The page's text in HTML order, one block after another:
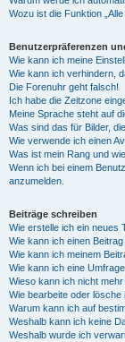
Wozu ist die Funktion
Benutzerpräferenzen
Wie kann ich meine
Wie kann ich verhindern,
Die Forenuhr geht falsch!
Ich habe die Zeitzone
Meine Sprache steht auf
Was sind das für Bilder,
Wie verwende ich einen
Was ist mein Rang und
Wenn ich bei einem
anzumelden.
Beiträge schreiben
Wie erstelle ich ein neues
Wie kann ich einen
Wie kann ich meinem
Wie kann ich eine
Wieso kann ich nicht
Wie bearbeite oder lösche
Warum kann ich auf
Weshalb kann ich keine
Weshalb wurde ich